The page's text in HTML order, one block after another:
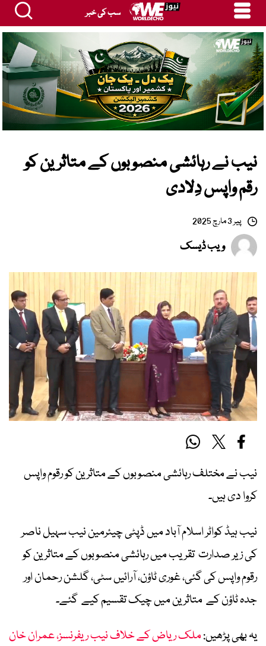
سب کی خبر
نیب نے رہائشی منصوبوں کے متاثرین کو
رقم واپس دِلادی
پیر 3 مارچ 2025
ویب ڈیسک
نیب نے مختلف رہائشی منصوبوں کے متاثرین کو رقوم واپس
کروا دی ہیں۔
نیب ہیڈ کواٹر اسلام آباد میں ڈپٹی چیئرمین نیب سہیل ناصر
کی زیر صدارت تقریب میں رہائشی منصوبوں کے متاثرین کو
رقوم واپس کی گئی، غوری ٹاؤن، آرائیں سٹی، گلشن رحمان اور
جدہ ٹاؤن کے متاثرین میں چیک تقسیم کیے گئے۔
یہ بھی پڑھیں:ملک ریاض کے خلاف نیب ریفرنسز، عمران خان